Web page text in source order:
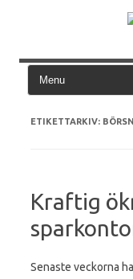
ETIKETTARKIV:
Kraftig
Senaste veckorna